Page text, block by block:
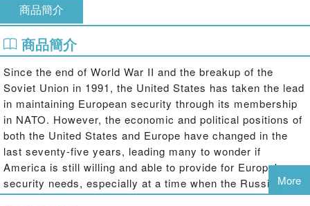
商品簡介
商品簡介
Since the end of World War II and the breakup of the
Soviet Union in 1991, the United States has taken the lead
in maintaining European security through its membership
in NATO. However, the economic and political positions of
both the United States and Europe have changed in the
last seventy-five years, leading many to wonder if
America is still willing and able to provide for Europe's
security needs, especially at a time when the Russian
Federation has become a more aggressive military and
More